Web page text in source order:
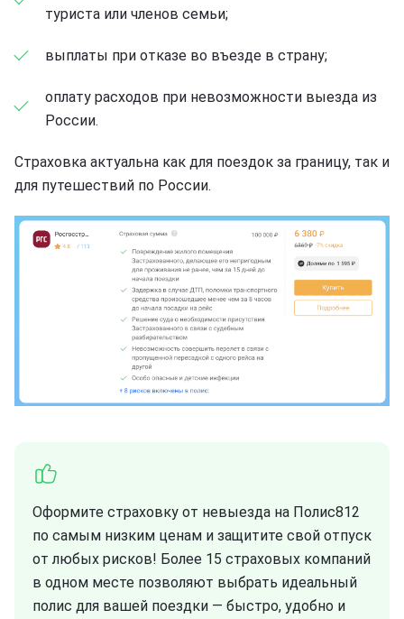
туриста или членов семьи;
выплаты при отказе во въезде в страну;
оплату расходов при невозможности выезда из
России.
Страховка актуальна как для поездок за границу, так и
для путешествий по России.
Оформите страховку от невыезда на Полис812
по самым низким ценам и защитите свой отпуск
от любых рисков! Более 15 страховых компаний
в одном месте позволяют выбрать идеальный
полис для вашей поездки — быстро, удобно и